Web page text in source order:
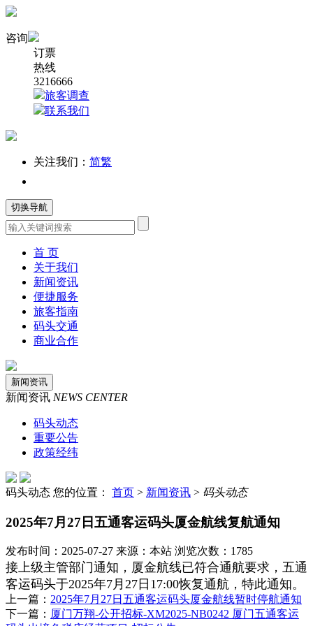
咨询
订票
热线
3216666
旅客调查
联系我们
关注我们： 简繁
切换导航
首 页
关于我们
新闻资讯
便捷服务
旅客指南
码头交通
商业合作
新闻资讯
新闻资讯 NEWS CENTER
码头动态
重要公告
政策经纬
码头动态 您的位置： 首页 > 新闻资讯 > 码头动态
2025年7月27日五通客运码头厦金航线复航通知
发布时间：2025-07-27 来源：本站 浏览次数：1785
接上级主管部门通知，厦金航线已符合通航要求，五通
客运码头于2025年7月27日17:00恢复通航，特此通知。
上一篇： 2025年7月27日五通客运码头厦金航线暂时停航通知
下一篇： 厦门万翔-公开招标-XM2025-NB0242 厦门五通客运